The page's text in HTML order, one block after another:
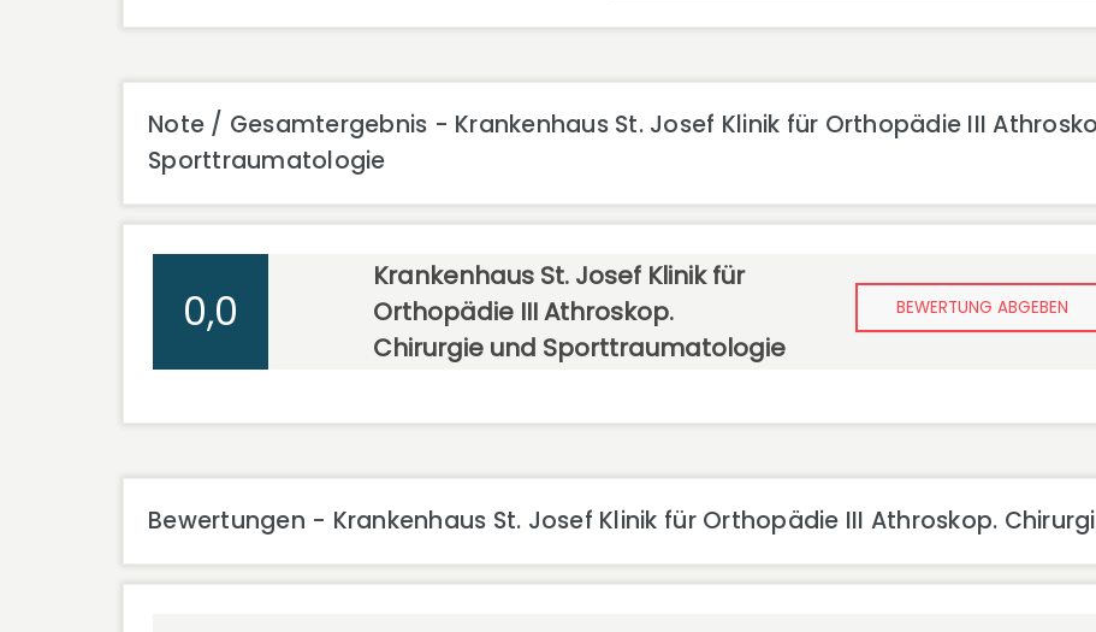
Note / Gesamtergebnis - Krankenhaus St. Josef Klinik für Orthopädie III
Sporttraumatologie
0,0
Krankenhaus St. Josef Klinik für
Orthopädie III Athroskop.
Chirurgie und Sporttraumatologie
BEWERTUNG ABGEBEN
Bewertungen - Krankenhaus St. Josef Klinik für Orthopädie III Athroskop.